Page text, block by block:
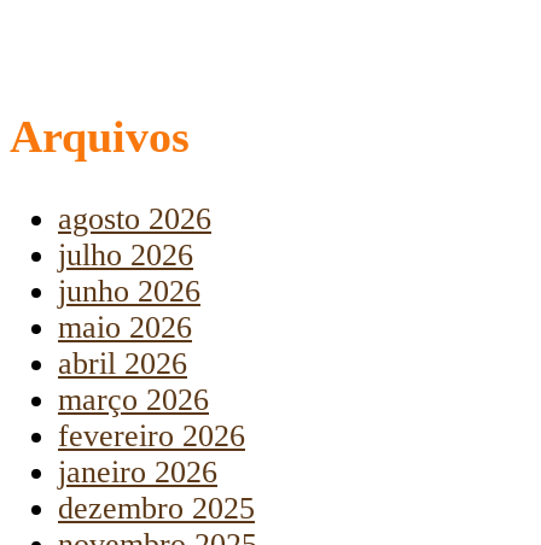
Arquivos
agosto 2026
julho 2026
junho 2026
maio 2026
abril 2026
março 2026
fevereiro 2026
janeiro 2026
dezembro 2025